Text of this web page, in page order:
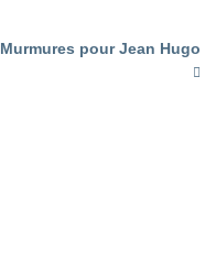
Murmures pour Jean Hugo